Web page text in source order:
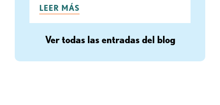
LEER MÁS
Ver todas las entradas del blog